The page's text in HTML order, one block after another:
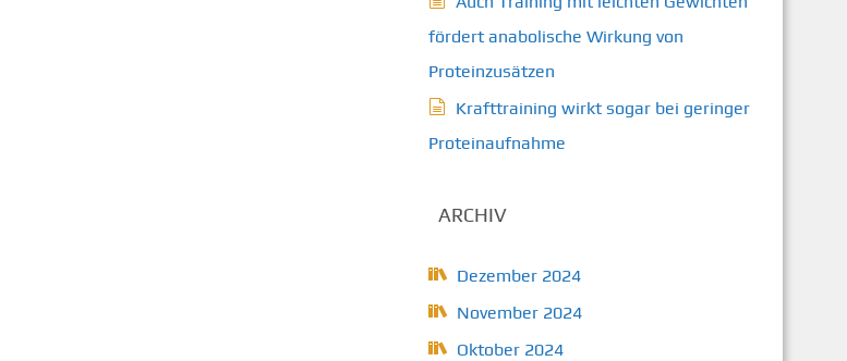
fördert anabolische Wirkung von
Proteinzusätzen
Krafttraining wirkt sogar bei geringer
Proteinaufnahme
ARCHIV
Dezember 2024
November 2024
Oktober 2024